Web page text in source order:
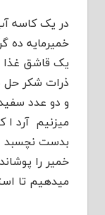
در یک کاسه
خمیرمایه ده
یک قاشق غذا
ذرات شکر حل
و دو عدد
میزنیم آرد ا
بدست نچسبد
خمیر را
میدهیم تا